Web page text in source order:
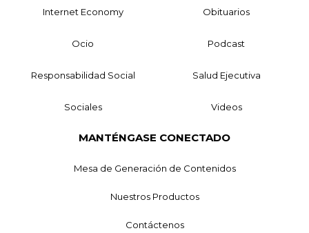
Internet Economy Obituarios
Ocio Podcast
Responsabilidad Social Salud Ejecutiva
Sociales Videos
MANTÉNGASE CONECTADO
Mesa de Generación de Contenidos
Nuestros Productos
Contáctenos